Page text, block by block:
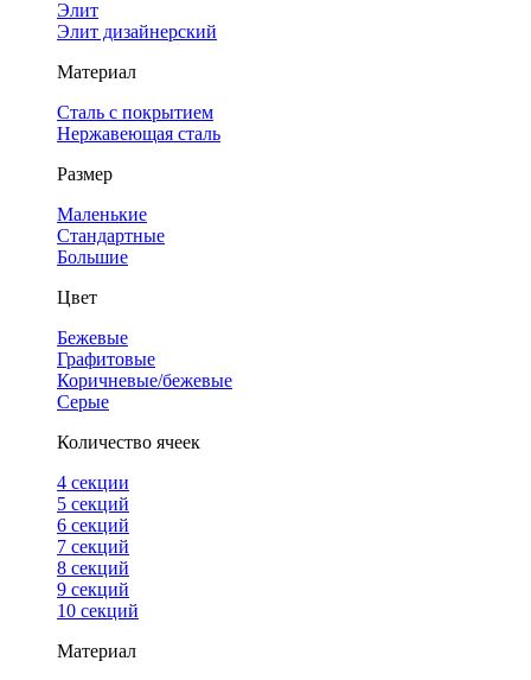
Элит
Элит дизайнерский
Материал
Сталь с покрытием
Нержавеющая сталь
Размер
Маленькие
Стандартные
Большие
Цвет
Бежевые
Графитовые
Коричневые/бежевые
Серые
Количество ячеек
4 cекции
5 секций
6 секций
7 секций
8 секций
9 секций
10 секций
Материал